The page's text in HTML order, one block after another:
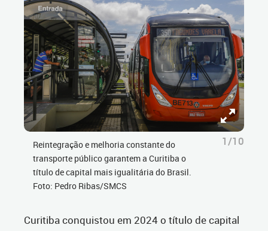
Reintegração e melhoria constante do
transporte público garantem a Curitiba o
título de capital mais igualitária do Brasil.
Foto: Pedro Ribas/SMCS
1/10
Curitiba conquistou em 2024 o título de capital